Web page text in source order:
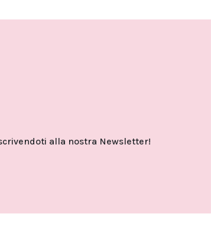
alla nostra Newsletter!